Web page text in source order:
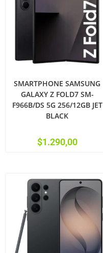
SMARTPHONE SAMSUNG
GALAXY Z FOLD7 SM-
F966B/DS 5G 256/12GB JET
BLACK
$1.290,00